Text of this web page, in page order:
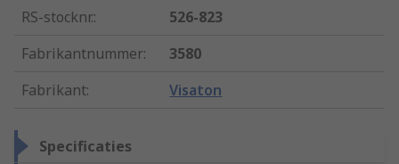
RS-stocknr.:
526-823
Fabrikantnummer:
3580
Fabrikant: Visaton
Specificaties